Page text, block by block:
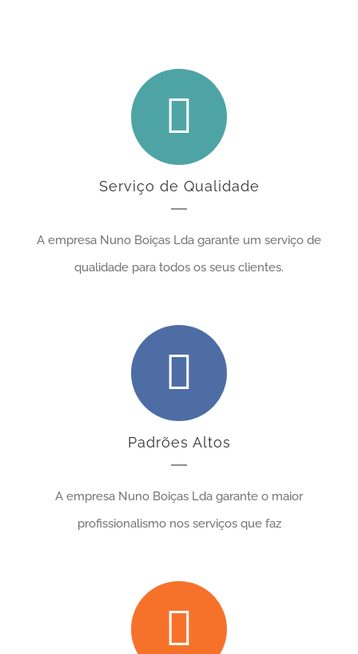
Serviço de Qualidade
A empresa Nuno Boiças Lda garante um serviço de
qualidade para todos os seus clientes.
Padrões Altos
A empresa Nuno Boiças Lda garante o maior
profissionalismo nos serviços que faz